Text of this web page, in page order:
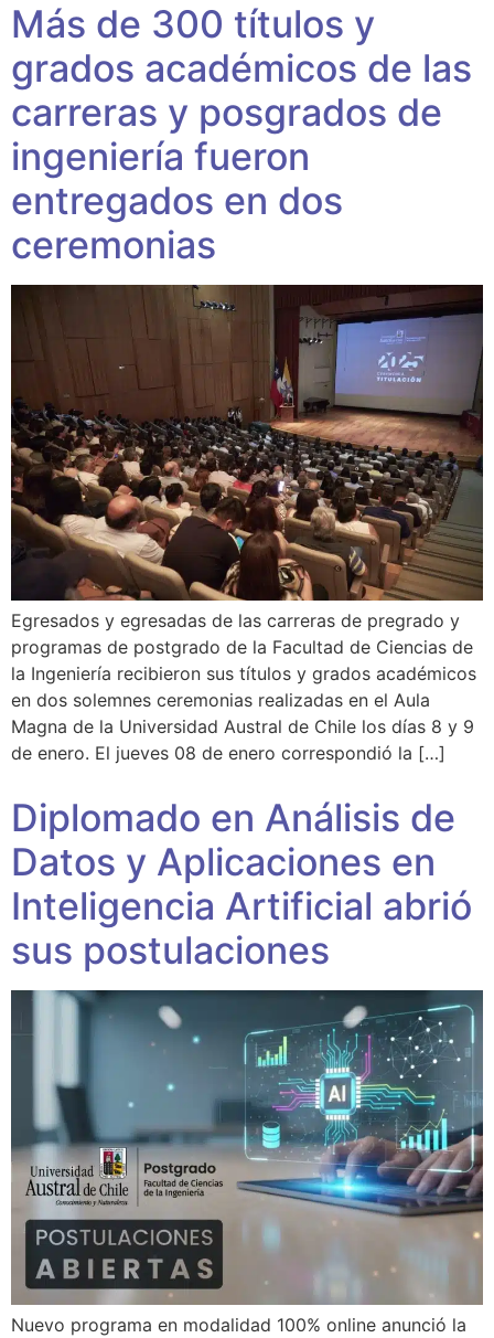
Más de 300 títulos y
grados académicos de las
carreras y posgrados de
ingeniería fueron
entregados en dos
ceremonias
Egresados y egresadas de las carreras de pregrado y
programas de postgrado de la Facultad de Ciencias de
la Ingeniería recibieron sus títulos y grados académicos
en dos solemnes ceremonias realizadas en el Aula
Magna de la Universidad Austral de Chile los días 8 y 9
de enero. El jueves 08 de enero correspondió la […]
Diplomado en Análisis de
Datos y Aplicaciones en
Inteligencia Artificial abrió
sus postulaciones
Nuevo programa en modalidad 100% online anunció la